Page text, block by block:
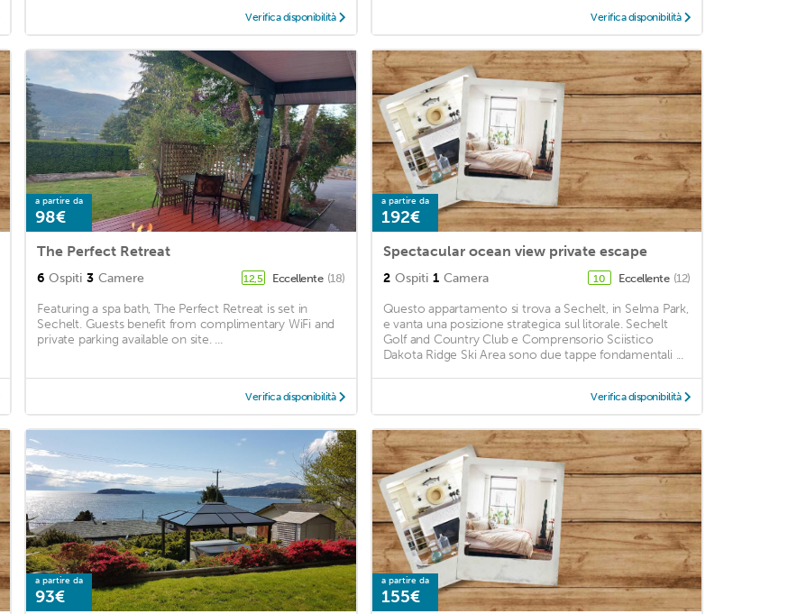
Verifica disponibilità Verifica disponibilità
a partire da
98€
The Perfect Retreat
6 Ospiti 3 Camere 12,5 Eccellente (18)
Featuring a spa bath, The Perfect Retreat is set in
Sechelt. Guests benefit from complimentary WiFi and
private parking available on site. ...
Verifica disponibilità
a partire da
192€
Spectacular ocean view private escape
2 Ospiti 1 Camera 10 Eccellente (12)
Questo appartamento si trova a Sechelt, in Selma Park,
e vanta una posizione strategica sul litorale. Sechelt
Golf and Country Club e Comprensorio Sciistico
Dakota Ridge Ski Area sono due tappe fondamentali ...
Verifica disponibilità
a partire da
93€
a partire da
155€